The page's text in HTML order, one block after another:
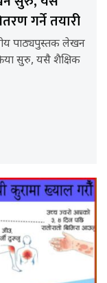
गर्ने तयारी
पाठ्यपुस्तक लेखन
सुरु, यसै शैक्षिक